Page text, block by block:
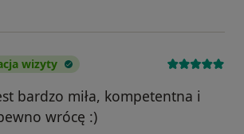
wizyty
bardzo miła, kompetentna i
wrócę :)